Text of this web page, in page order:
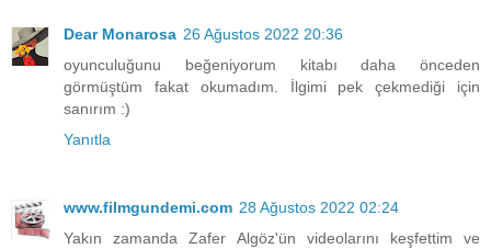
Dear Monarosa 26 Ağustos 2022 20:36
oyunculuğunu beğeniyorum kitabı daha önceden
görmüştüm fakat okumadım. İlgimi pek çekmediği için
sanırım :)
Yanıtla
www.filmgundemi.com 28 Ağustos 2022 02:24
Yakın zamanda Zafer Algöz'ün videolarını keşfettim ve